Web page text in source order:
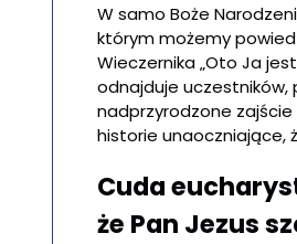
W samo Boże
którym możemy
Wieczernika „Oto Ja
odnajduje uczestników,
nadprzyrodzone
historie unaoczniające,
Cuda
że Pan Jezus